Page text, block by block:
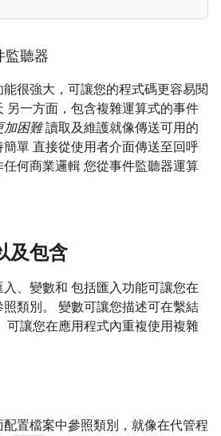
監聽器
很強大，可讓您的程式碼更容易閱
另一方面，包含複雜運算式的事件
加困難讀取及維護就像傳送可用的
單 直接從使用者介面傳送至回呼
何商業邏輯 您從事件監聽器運算
及包含
、變數和 包括匯入功能可讓您在
類別。 變數可讓您描述可在繫結
可讓您在應用程式內重複使用複雜
置檔案中參照類別，就像在代管程